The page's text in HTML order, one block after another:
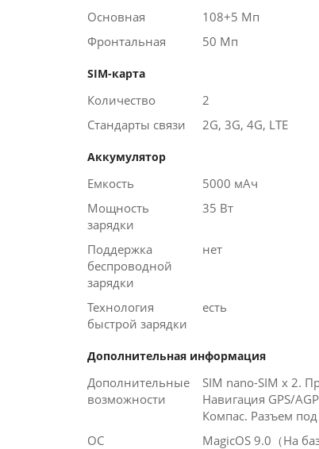
Основная
108+5 Мп
Фронтальная
50 Мп
SIM-карта
Количество
2
Стандарты связи
2G, 3G, 4G, LTE
Аккумулятор
Емкость
5000 мАч
Мощность
зарядки
35 Вт
Поддержка
беспроводной
зарядки
нет
Технология
быстрой зарядки
есть
Дополнительная информация
Дополнительные
возможности
SIM nano-SIM х 2.
Навигация GPS/
Компас. Разъем
ОС
MagicOS 9.0（На